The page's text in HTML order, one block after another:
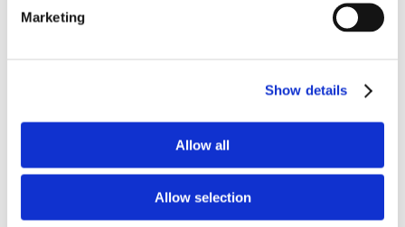
Marketing
Show details
Allow all
Allow selection
BalanceOil+